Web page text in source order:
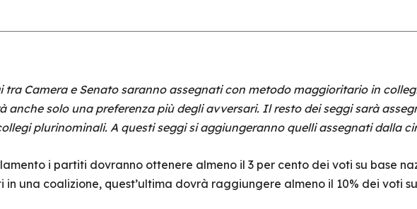
tra Camera e Senato saranno assegnati con metodo maggioritario in
anche solo una preferenza più degli avversari. Il resto dei seggi sarà
plurinominali. A questi seggi si aggiungeranno quelli assegnati dalla
i partiti dovranno ottenere almeno il 3 per cento dei voti su base
in una coalizione, quest’ultima dovrà raggiungere almeno il 10% dei voti